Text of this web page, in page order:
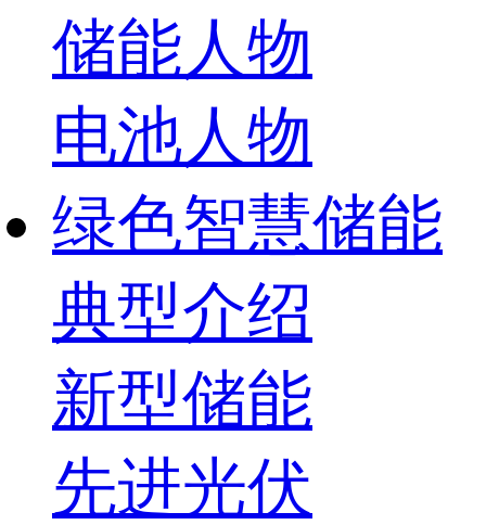
储能人物
电池人物
绿色智慧储能
典型介绍
新型储能
先进光伏